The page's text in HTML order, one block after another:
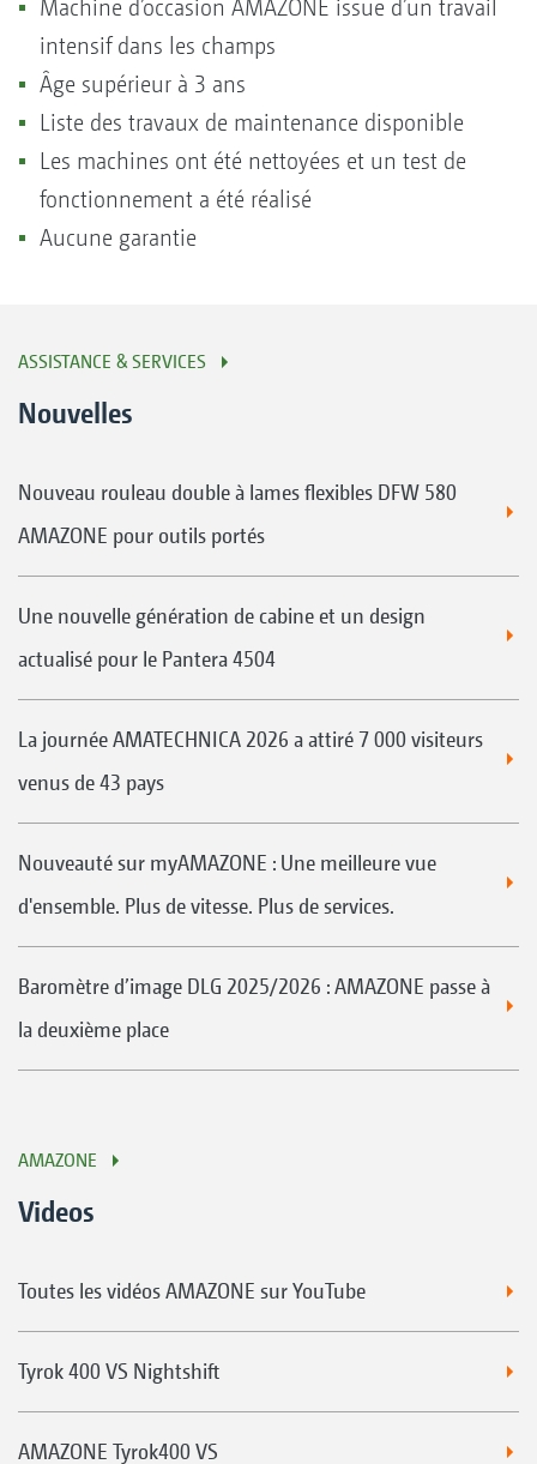
Machine d’occasion AMAZONE issue d’un travail
intensif dans les champs
Âge supérieur à 3 ans
Liste des travaux de maintenance disponible
Les machines ont été nettoyées et un test de
fonctionnement a été réalisé
Aucune garantie
ASSISTANCE & SERVICES
Nouvelles
Nouveau rouleau double à lames flexibles DFW 580
AMAZONE pour outils portés
Une nouvelle génération de cabine et un design
actualisé pour le Pantera 4504
La journée AMATECHNICA 2026 a attiré 7 000 visiteurs
venus de 43 pays
Nouveauté sur myAMAZONE : Une meilleure vue
d'ensemble. Plus de vitesse. Plus de services.
Baromètre d’image DLG 2025/2026 : AMAZONE passe à
la deuxième place
AMAZONE
Videos
Toutes les vidéos AMAZONE sur YouTube
Tyrok 400 VS Nightshift
AMAZONE Tyrok400 VS